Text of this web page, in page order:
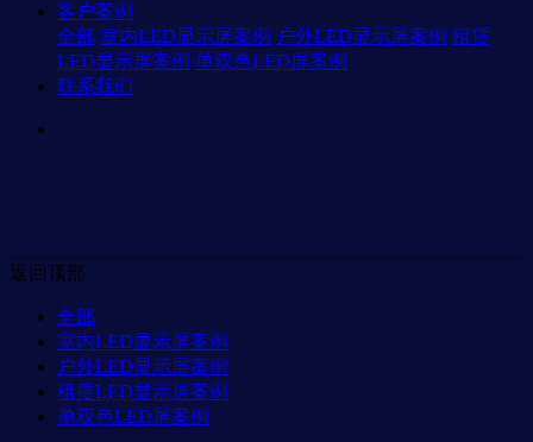
客户案例
全部 室内LED显示屏案例 户外LED显示屏案例 租赁
LED显示屏案例 单双色LED屏案例
联系我们
返回顶部
全部
室内LED显示屏案例
户外LED显示屏案例
租赁LED显示屏案例
单双色LED屏案例